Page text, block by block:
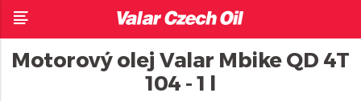
Motorový olej Valar Mbike QD 4T
104 - 1 l